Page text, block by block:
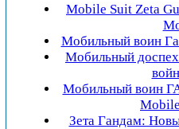
Mobile Suit Zeta
Мобильный воин
Мобильный
Мобильный воин
Зета Гандам: